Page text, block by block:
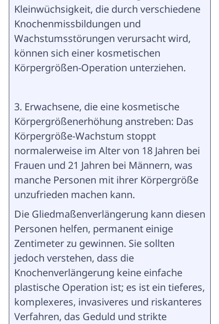
Kleinwüchsigkeit, die durch verschiedene
Knochenmissbildungen und
Wachstumsstörungen verursacht wird,
können sich einer kosmetischen
Körpergrößen-Operation unterziehen.
3. Erwachsene, die eine kosmetische
Körpergrößenerhöhung anstreben: Das
Körpergröße-Wachstum stoppt
normalerweise im Alter von 18 Jahren bei
Frauen und 21 Jahren bei Männern, was
manche Personen mit ihrer Körpergröße
unzufrieden machen kann.
Die Gliedmaßenverlängerung kann diesen
Personen helfen, permanent einige
Zentimeter zu gewinnen. Sie sollten
jedoch verstehen, dass die
Knochenverlängerung keine einfache
plastische Operation ist; es ist ein tieferes,
komplexeres, invasiveres und riskanteres
Verfahren, das Geduld und strikte